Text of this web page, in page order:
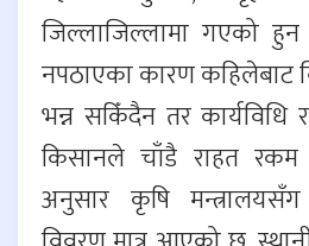
जिल्लाजिल्लामा गएको
नपठाएका कारण कहिलेबाट
भन्न सकिँदैन तर
किसानले चाँडै राहत रकम
अनुसार कृषि मन्त्रालयसँग